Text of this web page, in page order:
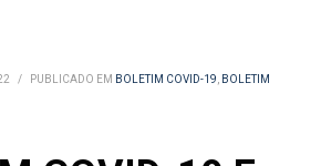
/ PUBLICADO EM BOLETIM COVID-19, BOLETIM